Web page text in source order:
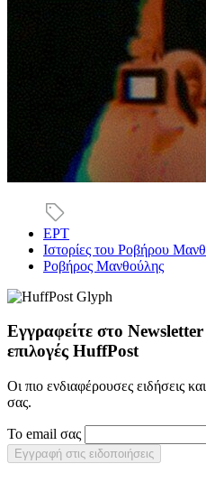
ΕΡΤ
Ιστορίες του Ροβήρου
Ροβήρος Μανθούλης
Εγγραφείτε στο
επιλογές HuffPost
Οι πιο ενδιαφέρουσες ειδήσεις
σας.
Το email σας
Εγγραφή στις ειδοποιήσεις